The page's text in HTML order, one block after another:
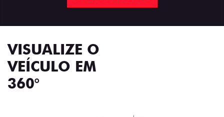
VISUALIZE O
VEÍCULO EM
360°